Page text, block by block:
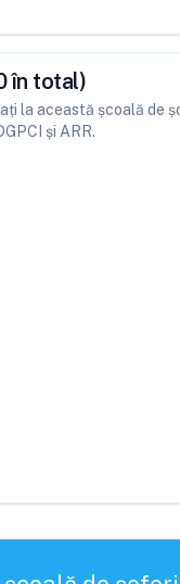
în total)
la această școală de
și ARR.